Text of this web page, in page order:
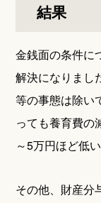
結果
金銭面の条件に
解決になりまし
等の事態は除い
っても養育費の
～5万円ほど低
その他、財産分